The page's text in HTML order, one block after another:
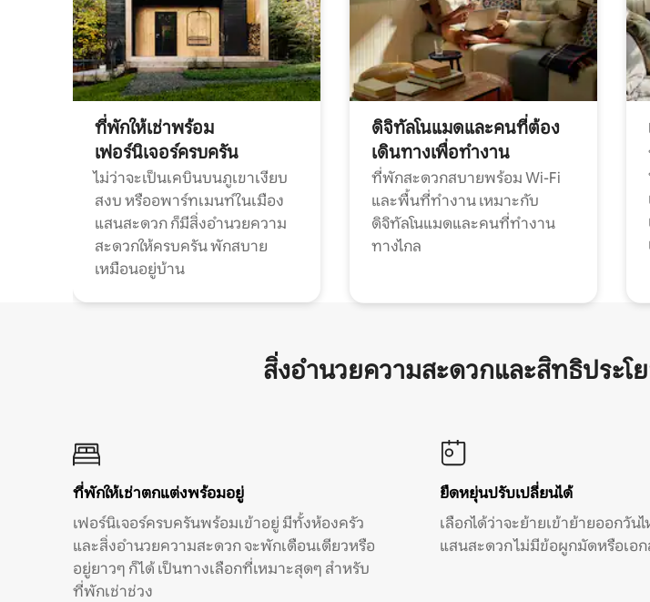
ที่พักให้เช่าพร้อม
เฟอร์นิเจอร์ครบครัน
ไม่ว่าจะเป็นเคบินบนภูเขาเงียบ
สงบ หรืออพาร์ทเมนท์ในเมือง
แสนสะดวก ก็มีสิ่งอำนวยความ
สะดวกให้ครบครัน พักสบาย
เหมือนอยู่บ้าน
ดิจิทัลโนแมดและคนที่ต้อง
เดินทางเพื่อทำงาน
ที่พักสะดวกสบายพร้อม Wi-Fi
และพื้นที่ทำงาน เหมาะกับ
ดิจิทัลโนแมดและคนที่ทำงาน
ทางไกล
สิ่งอำนวยความสะดวกและสิทธิประโ
ที่พักให้เช่าตกแต่งพร้อมอยู่
เฟอร์นิเจอร์ครบครันพร้อมเข้าอยู่ มีทั้งห้องครัว
และสิ่งอำนวยความสะดวก จะพักเดือนเดียวหรือ
อยู่ยาวๆ ก็ได้ เป็นทางเลือกที่เหมาะสุดๆ สำหรับ
ที่พักเช่าช่วง
ยืดหยุ่นปรับเปลี่ยนได้
เลือกได้ว่าจะย้ายเข้าย้ายออกวัน
แสนสะดวก ไม่มีข้อผูกมัดหรือเอก